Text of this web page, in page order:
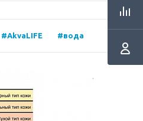
#AkvaLIFE #вода